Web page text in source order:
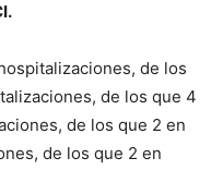
de los
de los que 4
de los que 2 en
de los que 2 en